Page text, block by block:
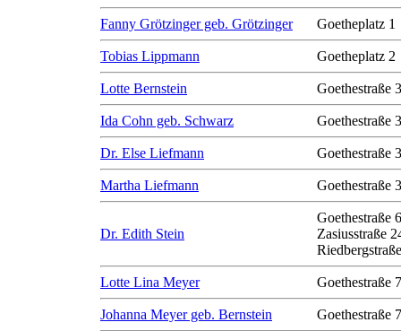
Fanny Grötzinger geb. Grötzinger Goetheplatz 1
Tobias Lippmann Goetheplatz 2
Lotte Bernstein Goethestraße 3
Ida Cohn geb. Schwarz Goethestraße 3
Dr. Else Liefmann Goethestraße
Martha Liefmann Goethestraße
Dr. Edith Stein
Goethestraße
Zasiusstraße
Lotte Lina Meyer Goethestraße
Johanna Meyer geb. Bernstein Goethestraße